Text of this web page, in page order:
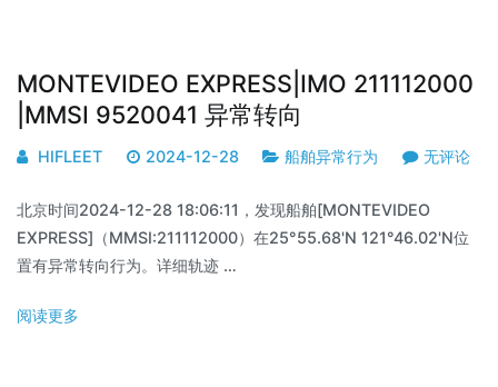
MONTEVIDEO EXPRESS|IMO 211112000
|MMSI 9520041 异常转向
HIFLEET 2024-12-28 船舶异常行为 无评论
北京时间2024-12-28 18:06:11，发现船舶[MONTEVIDEO
EXPRESS]（MMSI:211112000）在25°55.68'N 121°46.02'N位
置有异常转向行为。详细轨迹 …
阅读更多